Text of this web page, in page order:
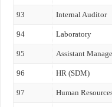
93 Internal Auditor
94 Laboratory
95 Assistant
96 HR (SDM)
97 Human